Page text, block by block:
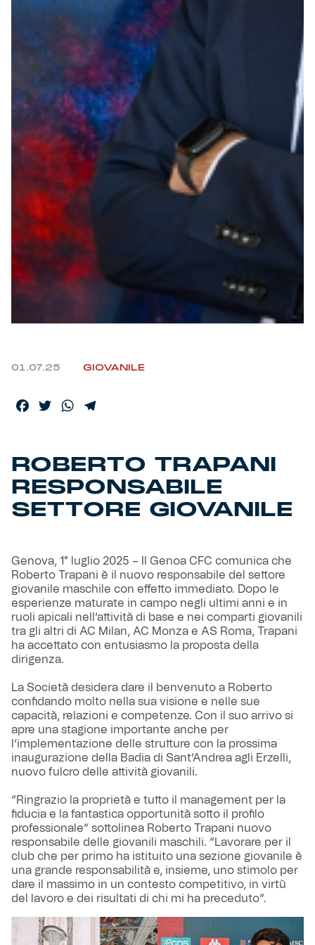
Robe di Kappa x Genoa
Vintage Collection
Red&Blue Voices
Kids
Accessori
Party
Outlet
Fortissimo batte il mio cuor
01.07.25 GIOVANILE
Facebook
TwitterWhatsApp
ROBERTO TRAPANI
RESPONSABILE
SETTORE GIOVANILE
Genova, 1° luglio 2025 – Il Genoa CFC comunica che
Roberto Trapani è il nuovo responsabile del settore
giovanile maschile con effetto immediato. Dopo le
esperienze maturate in campo negli ultimi anni e in
ruoli apicali nell’attività di base e nei comparti giovanili
tra gli altri di AC Milan, AC Monza e AS Roma, Trapani
ha accettato con entusiasmo la proposta della
dirigenza.
La Società desidera dare il benvenuto a Roberto
confidando molto nella sua visione e nelle sue
capacità, relazioni e competenze. Con il suo arrivo si
apre una stagione importante anche per
l’implementazione delle strutture con la prossima
inaugurazione della Badia di Sant’Andrea agli Erzelli,
nuovo fulcro delle attività giovanili.
“Ringrazio la proprietà e tutto il management per la
fiducia e la fantastica opportunità sotto il profilo
professionale” sottolinea Roberto Trapani nuovo
responsabile delle giovanili maschili. “Lavorare per il
club che per primo ha istituito una sezione giovanile è
una grande responsabilità e, insieme, uno stimolo per
dare il massimo in un contesto competitivo, in virtù
del lavoro e dei risultati di chi mi ha preceduto”.